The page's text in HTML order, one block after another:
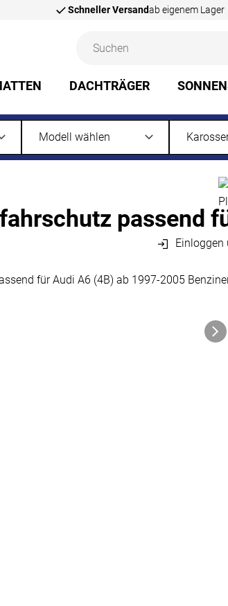
Schneller Versandab eigenem Lager
DACHTRÄGER
passend
Einloggen